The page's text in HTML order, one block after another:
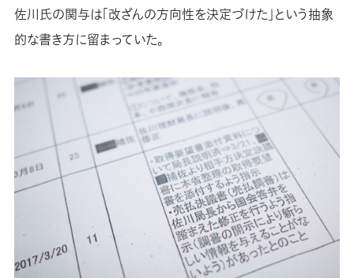
佐川氏の関与は「改ざんの方向性を決定づけた」という抽象
的な書き方に留まっていた。